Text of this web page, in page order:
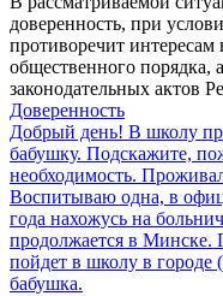
доверенность, при
противоречит интересам
общественного порядка,
законодательных актов
Доверенность
Добрый день! В школу
бабушку. Подскажите,
необходимость.
Воспитываю одна, в
года нахожусь на
продолжается в Минске.
пойдет в школу в городе
бабушка.